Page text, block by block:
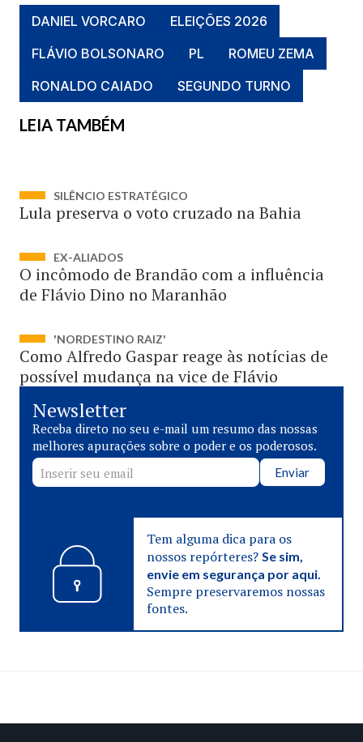
DANIEL VORCARO
ELEIÇÕES 2026
FLÁVIO BOLSONARO
PL
ROMEU ZEMA
RONALDO CAIADO
SEGUNDO TURNO
LEIA TAMBÉM
SILÊNCIO ESTRATÉGICO
Lula preserva o voto cruzado na Bahia
EX-ALIADOS
O incômodo de Brandão com a influência
de Flávio Dino no Maranhão
'NORDESTINO RAIZ'
Como Alfredo Gaspar reage às notícias de
possível mudança na vice de Flávio
Newsletter
Receba direto no seu e-mail um resumo das nossas
melhores apurações sobre o poder e os poderosos.
Enviar
Tem alguma dica para os
nossos repórteres? Se sim,
envie em segurança por aqui.
Sempre preservaremos nossas
fontes.